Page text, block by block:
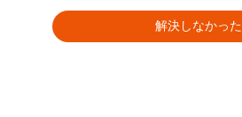
解決しなかった